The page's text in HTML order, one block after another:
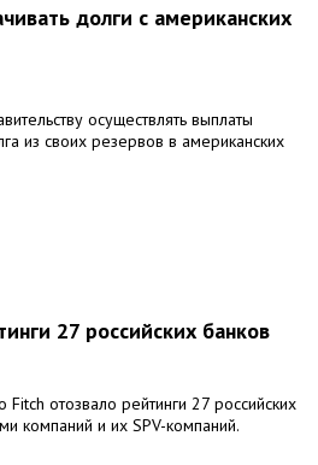
долги с американских
осуществлять выплаты
из своих резервов в американских
27 российских банков
отозвало рейтинги 27 российских
компаний и их SPV-компаний.